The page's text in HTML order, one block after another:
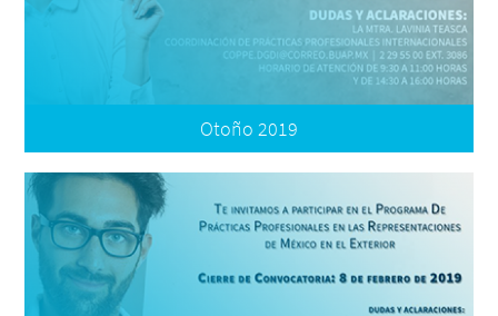
Convocatoria
Términos de Participación
Registro
Convocatoria
Otoño 2019